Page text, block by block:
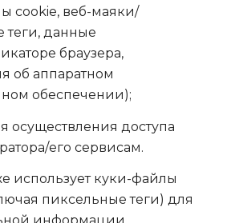
cookie, веб-маяки/
теги, данные
браузера,
об аппаратном
обеспечении);
осуществления доступа
его сервисам.
использует куки-файлы
пиксельные теги) для